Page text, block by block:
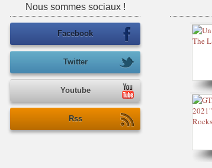
Nous sommes sociaux !
Facebook
Twitter
Youtube
Rss